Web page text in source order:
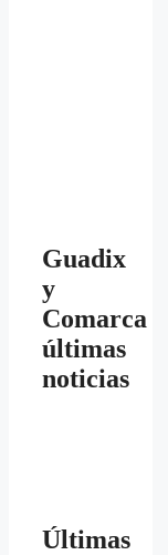
Guadix
y
Comarca
últimas
noticias
Últimas